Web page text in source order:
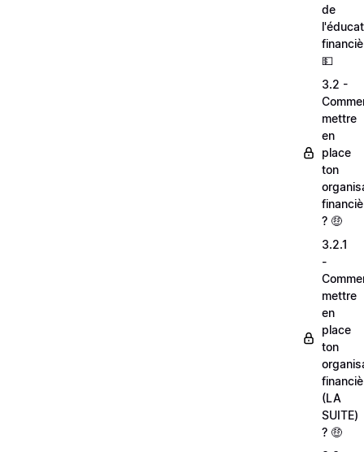
de
💵
3.2 -
mettre
en
place
ton
? 🤑
3.2.1
-
mettre
en
place
ton
(LA
SUITE)
? 🤑